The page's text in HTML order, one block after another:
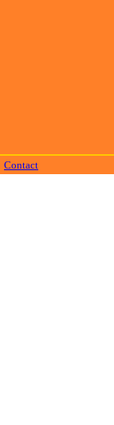
Contact